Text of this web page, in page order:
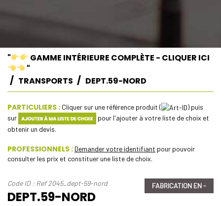
"
GAMME INTÉRIEURE COMPLÈTE - CLIQUER ICI
"
TRANSPORTS
DEPT.59-NORD
PARTICULIERS : Cliquer sur une référence produit (
) puis
sur
pour l'ajouter à votre liste de choix et
obtenir un devis.
PROFESSIONNELS : Demander votre identifiant pour pouvoir
consulter les prix et constituer une liste de choix.
Code ID : Ref 2045_dept-59-nord
DEPT.59-NORD
FABRICATION EN -